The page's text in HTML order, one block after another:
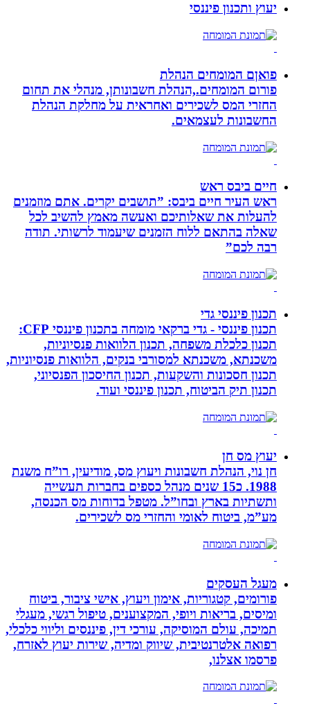
יעוץ ותכנון פיננסי
פואןם המומחים הנהלת
פורום המומחים.,הנהלת חשבונותן, מנהלי את תחום
החזרי המס לשכירים ואחראית על מחלקת הנהלת
החשבונות לעצמאים.
חיים ביבס ראש
ראש העיר חיים ביבס: ”תושבים יקרים. אתם מוזמנים
להעלות את שאלותיכם ואעשה מאמץ להשיב לכל
שאלה בהתאם ללוח הזמנים שיעמוד לרשותי. תודה
רבה לכם”
תכנון פיננסי גדי
תכנון פיננסי - גדי ברקאי מומחה בתכנון פיננסי CFP:
תכנון כלכלת משפחה, תכנון הלוואות פנסיוניות,
משכנתא, משכנתא למסורבי בנקים, הלוואות פנסיוניות,
תכנון חסכונות והשקעות, תכנון החיסכון הפנסיוני,
תכנון תיק הביטוח, תכנון פיננסי ועוד.
יעוץ מס חן
חן נוי, הנהלת חשבונות ויעוץ מס, מודיעין, רו”ח משנת
1988. כ15 שנים מנהל כספים בחברות תעשייה
ותשתיות בארץ ובחו”ל. מטפל בדוחות מס הכנסה,
מע”מ, ביטוח לאומי והחזרי מס לשכירים.
מעגל העסקים
פורומים, קטגוריות, אימון ויעוץ, אישי ציבור, ביטוח
ומיסים, בריאות ויופי, המקצוענים, טיפול רגשי, מעגלי
תמיכה, עולם המוסיקה, עורכי דין, פיננסים וליווי כלכלי,
רפואה אלטרנטיבית, שיווק ומדיה, שירות יעוץ לאזרח,
פרסמו אצלנו,